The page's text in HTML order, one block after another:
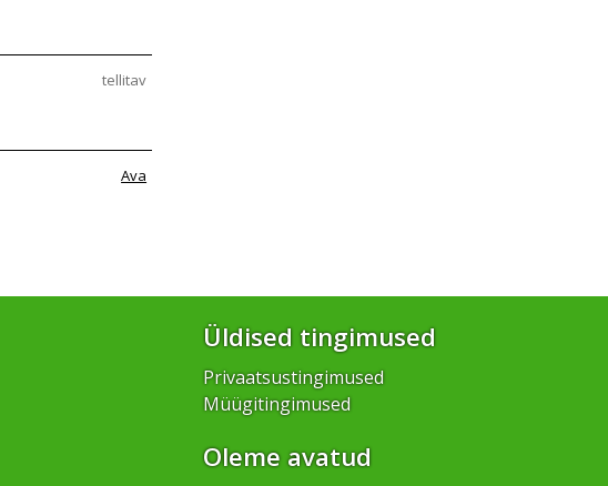
tellitav
Ava
Üldised tingimused
Privaatsustingimused
Müügitingimused
Oleme avatud